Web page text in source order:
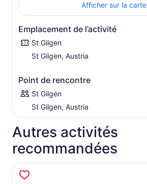
Afficher sur la carte
Emplacement de l’activité
St Gilgen
St Gilgen, Austria
Point de rencontre
St Gilgen
St Gilgen, Austria
Autres activités
recommandées